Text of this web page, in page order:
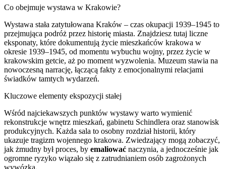
Co obejmuje wystawa w Krakowie?
Wystawa stała zatytułowana Kraków – czas okupacji 1939–1945 to
przejmująca podróż przez historię miasta. Znajdziesz tutaj liczne
eksponaty, które dokumentują życie mieszkańców krakowa w
okresie 1939–1945, od momentu wybuchu wojny, przez życie w
krakowskim getcie, aż po moment wyzwolenia. Muzeum stawia na
nowoczesną narrację, łączącą fakty z emocjonalnymi relacjami
świadków tamtych wydarzeń.
Kluczowe elementy ekspozycji stałej
Wśród najciekawszych punktów wystawy warto wymienić
rekonstrukcje wnętrz mieszkań, gabinetu Schindlera oraz stanowisk
produkcyjnych. Każda sala to osobny rozdział historii, który
ukazuje tragizm wojennego krakowa. Zwiedzający mogą zobaczyć,
jak żmudny był proces, by emaliować naczynia, a jednocześnie jak
ogromne ryzyko wiązało się z zatrudnianiem osób zagrożonych
wywózką.